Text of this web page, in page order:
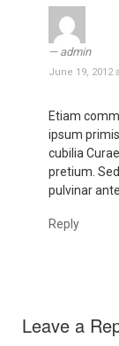
admin
June 19, 2012
Etiam
ipsum
cubilia
pretium.
pulvinar
Reply
Leave a